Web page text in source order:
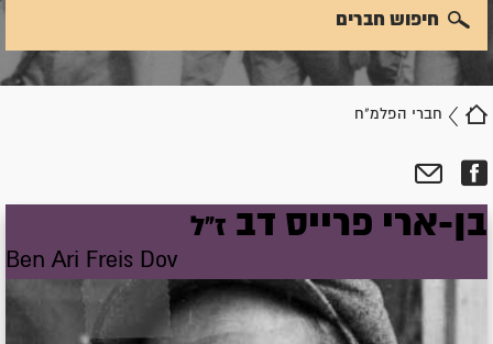
חברי הפלמ"ח
חיפוש חברים
בן-ארי פרייס דב ז"ל
Ben Ari Freis Dov